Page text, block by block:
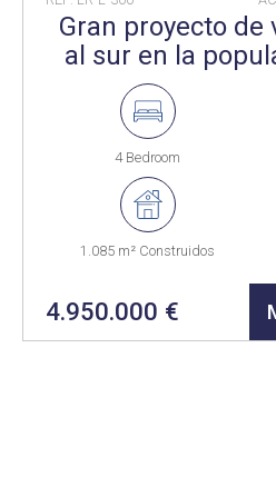
Gran proyecto de
al sur en la
4 Bedroom
1.085 m² Construidos
4.950.000 €